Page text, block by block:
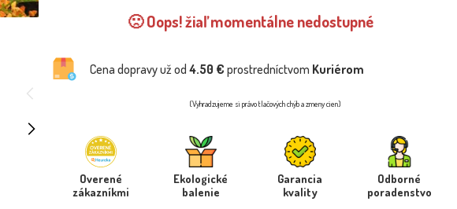
🙁 Oops! žiaľ momentálne nedostupné
Cena dopravy už od4.50 € prostredníctvom Kuriérom
(Vyhradzujeme si právo tlačových chýb a zmeny cien)
Overené
zákazníkmi
Ekologické
balenie
Garancia
kvality
Odborné
poradenstvo